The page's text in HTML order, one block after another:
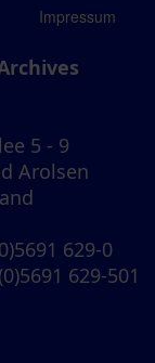
Impressum
5 - 9
Arolsen
629-0
629-501